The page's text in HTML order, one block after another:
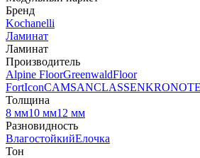
Бренд
Kochanelli
Ламинат
Ламинат
Производитель
Alpine FloorGreenwaldFloor
FortIconCAMSANCLASSEN
Толщина
8 мм10 мм12 мм
Разновидность
ВлагостойкийЕлочка
Тон